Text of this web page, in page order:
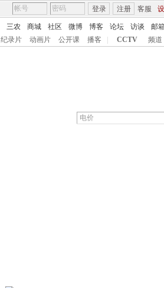
客服
登录 注册
三农 商城 社区 微博 博客 论坛 访谈 邮箱
纪录片 动画片 公开课 播客 CCTV 频道